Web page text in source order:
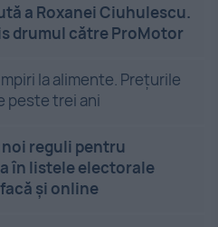
a Roxanei Ciuhulescu.
drumul către ProMotor
la alimente. Prețurile
peste trei ani
noi reguli pentru
în listele electorale
și online